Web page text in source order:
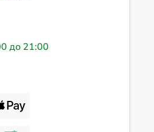
до 21:00